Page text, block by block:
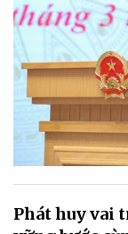
Phát huy vai